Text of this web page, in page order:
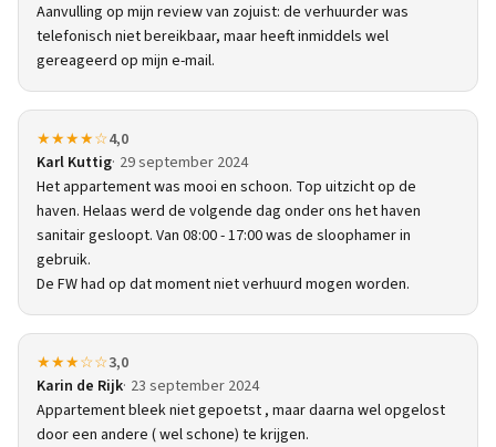
Aanvulling op mijn review van zojuist: de verhuurder was
telefonisch niet bereikbaar, maar heeft inmiddels wel
gereageerd op mijn e-mail.
★★★★☆4,0
Karl Kuttig 29 september 2024
Het appartement was mooi en schoon. Top uitzicht op de
haven. Helaas werd de volgende dag onder ons het haven
sanitair gesloopt. Van 08:00 - 17:00 was de sloophamer in
gebruik.
De FW had op dat moment niet verhuurd mogen worden.
★★★☆☆3,0
Karin de Rijk 23 september 2024
Appartement bleek niet gepoetst , maar daarna wel opgelost
door een andere ( wel schone) te krijgen.